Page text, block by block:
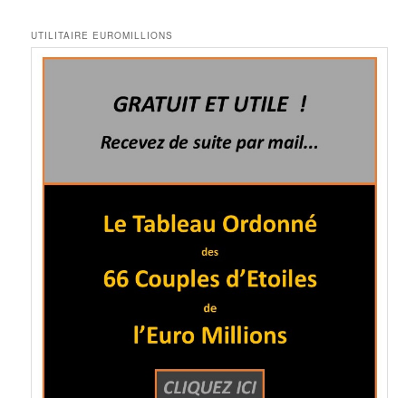
UTILITAIRE EUROMILLIONS